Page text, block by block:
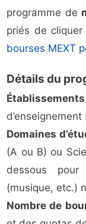
programme de
priés de
bourses MEXT
Détails du
Domaines
(A ou B) ou
dessous
(musique, etc.)
Nombre de